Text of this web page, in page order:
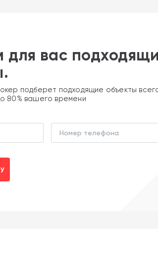
для вас
подберет подходящие объекты
80% вашего времени